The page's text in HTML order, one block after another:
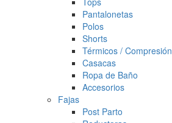
Pantalonetas
Polos
Shorts
Térmicos / Compresión
Casacas
Ropa de Baño
Accesorios
Fajas
Post Parto